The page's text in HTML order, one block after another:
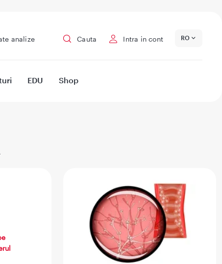
analize Cauta Intra in cont RO
EDU Shop